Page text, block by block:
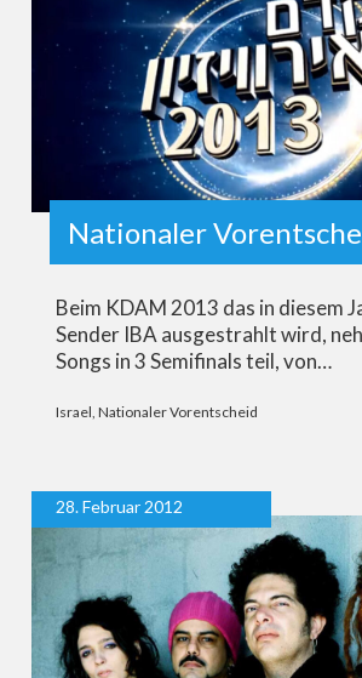
Nationaler
Beim KDAM 2013 das in diesem
Sender IBA ausgestrahlt wird,
Songs in 3 Semifinals teil, von…
Israel Nationaler Vorentscheid
28. Februar 2012